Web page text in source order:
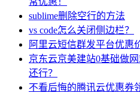
sublime删除空行的方法
vs code怎么关闭侧边栏？
阿里云短信群发平台优惠
京东云京美建站0基础做
还行？
不看后悔的腾讯云优惠券